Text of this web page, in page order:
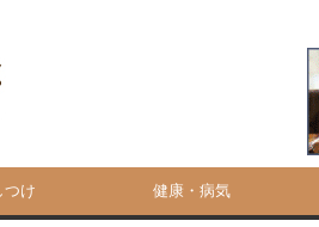
つけ 健康・病気